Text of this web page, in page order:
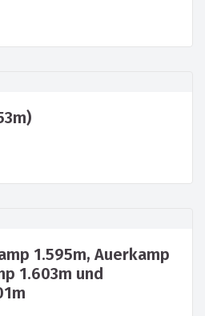
1.595m, Auerkamp
1.603m und